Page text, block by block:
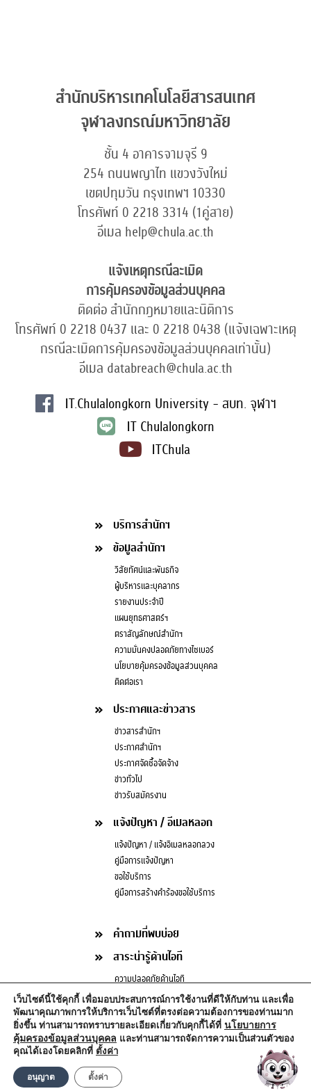
สำนักบริหารเทคโนโลยีสารสนเทศ
จุฬาลงกรณ์มหาวิทยาลัย
ชั้น 4 อาคารจามจุรี 9
254 ถนนพญาไท แขวงวังใหม่
เขตปทุมวัน กรุงเทพฯ 10330
โทรศัพท์ 0 2218 3314 (1คู่สาย)
อีเมล help@chula.ac.th
แจ้งเหตุกรณีละเมิด
การคุ้มครองข้อมูลส่วนบุคคล
ติดต่อ สำนักกฎหมายและนิติการ
โทรศัพท์ 0 2218 0437 และ 0 2218 0438 (แจ้งเฉพาะเหตุ
กรณีละเมิดการคุ้มครองข้อมูลส่วนบุคคลเท่านั้น)
อีเมล databreach@chula.ac.th
IT.Chulalongkorn University - สบท. จุฬาฯ
IT Chulalongkorn
ITChula
บริการสำนักฯ
ข้อมูลสำนักฯ
วิสัยทัศน์และพันธกิจ
ผู้บริหารและบุคลากร
รายงานประจำปี
แผนยุทธศาสตร์ฯ
ตราสัญลักษณ์สำนักฯ
ความมั่นคงปลอดภัยทางไซเบอร์
นโยบายคุ้มครองข้อมูลส่วนบุคคล
ติดต่อเรา
ประกาศและข่าวสาร
ข่าวสารสำนักฯ
ประกาศสำนักฯ
ประกาศจัดซื้อจัดจ้าง
ข่าวทั่วไป
ข่าวรับสมัครงาน
แจ้งปัญหา / อีเมลหลอก
แจ้งปัญหา / แจ้งอีเมลหลอกลวง
คู่มือการแจ้งปัญหา
ขอใช้บริการ
คู่มือการสร้างคำร้องขอใช้บริการ
คำถามที่พบบ่อย
สาระน่ารู้ด้านไอที
ความปลอดภัยด้านไอที
บทความด้านไอที
กฎหมายน่ารู้ด้านไอที
สำนักบริหารเทคโนโลยีสารสนเทศ จุฬาลงกรณ์มหาวิทยาลัย
เว็บไซต์นี้ใช้คุกกี้ เพื่อมอบประสบการณ์การใช้งานที่ดีให้กับท่าน และเพื่อ
พัฒนาคุณภาพการให้บริการเว็บไซต์ที่ตรงต่อความต้องการของท่านมาก
ยิ่งขึ้น ท่านสามารถทราบรายละเอียดเกี่ยวกับคุกกี้ได้ที่ นโยบายการ
คุ้มครองข้อมูลส่วนบุคคล และท่านสามารถจัดการความเป็นส่วนตัวของ
คุณได้เองโดยคลิกที่ ตั้งค่า
อนุญาต ตั้งค่า